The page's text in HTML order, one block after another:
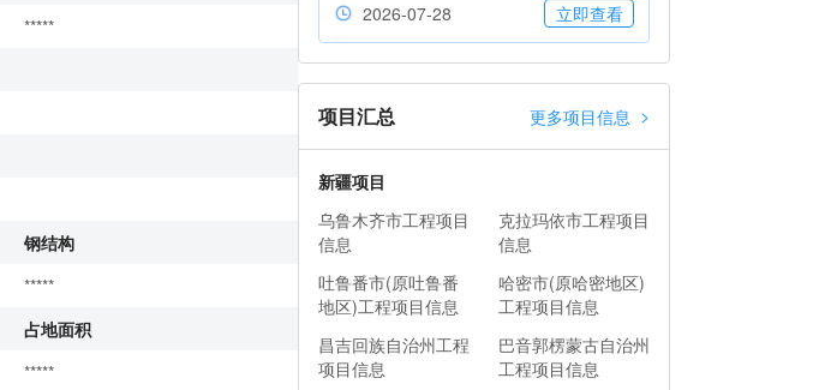
*****
钢结构
*****
占地面积
*****
2026-07-28
立即查看
项目汇总 更多项目信息 >
新疆项目
乌鲁木齐市工程项目
信息
克拉玛依市工程项目
信息
吐鲁番市(原吐鲁番
地区)工程项目信息
哈密市(原哈密地区)
工程项目信息
昌吉回族自治州工程
项目信息
巴音郭楞蒙古自治州
工程项目信息